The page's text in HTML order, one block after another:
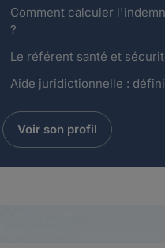
Comment calculer
?
Le référent santé et
Aide juridictionnelle :
Voir son profil